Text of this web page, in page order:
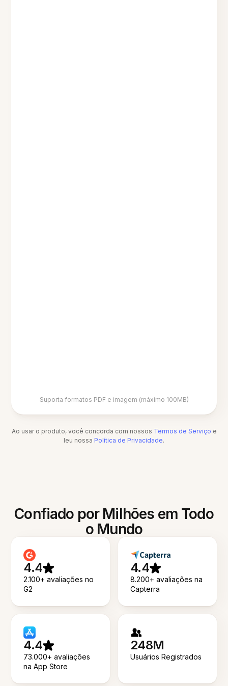
Suporta formatos PDF e imagem (máximo 100MB)
Ao usar o produto, você concorda com nossos Termos de Serviço e
leu nossa Política de Privacidade.
Confiado por Milhões em Todo
o Mundo
4.4
2.100+ avaliações no
G2
4.4
8.200+ avaliações na
Capterra
4.4
73.000+ avaliações
na App Store
248M
Usuários Registrados